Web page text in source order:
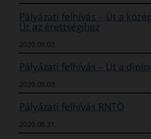
Pályázati felhívás – Út a
Út az érettségihez
2020.09.03.
Pályázati felhívás – Út a
2020.09.03.
Pályázati felhívás RNTÖ
2020.08.31.